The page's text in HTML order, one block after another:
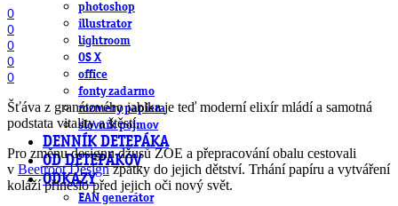
photoshop
illustrator
lightroom
OS X
office
fonty zadarmo
rozmery papiera
slovník pojmov
DENNÍK DETEPÁKA
OD DETEPÁKOV
ODKAZY
EAN generátor
0
0
0
0
0
Šťáva z granátového jablka je teď moderní elixír mládí a samotná
podstata vitality a štěstí.
Pro změnu designu džusů ZOE a přepracování obalu cestovali
v Beetroot Designzpátky do jejich dětství. Trhání papíru a vytváření
koláží přineslo před jejich oči nový svět.